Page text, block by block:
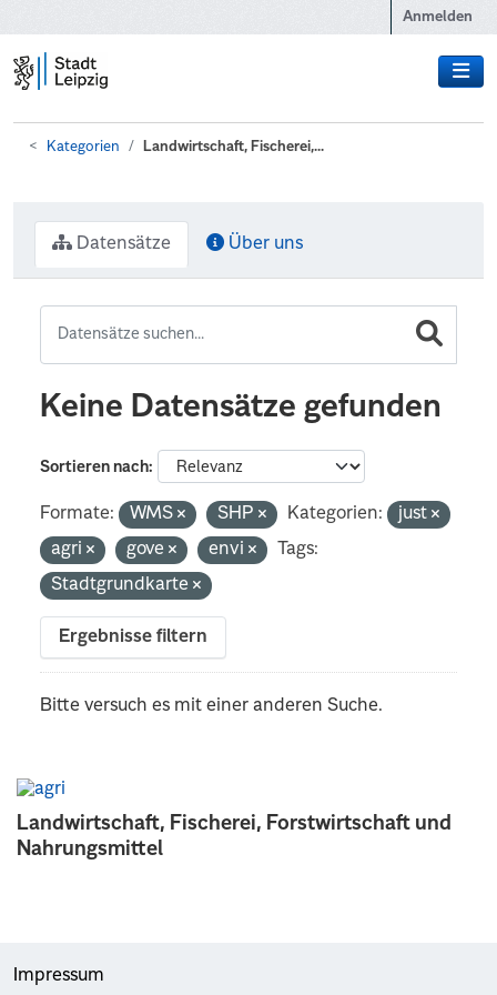
Anmelden
Kategorien Landwirtschaft, Fischerei,...
Landwirtschaft, Fischerei, Forstwirtschaft und
Nahrungsmittel
Datensätze Über uns
Keine Datensätze gefunden
Sortieren nach
Formate: WMS SHP Kategorien:
just
agri
gove envi
Tags:
Stadtgrundkarte
Ergebnisse filtern
Bitte versuch es mit einer anderen Suche.
Impressum